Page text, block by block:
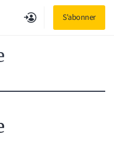
S'abonner